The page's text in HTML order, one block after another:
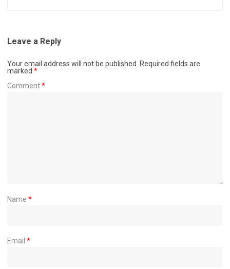
Leave a Reply
Your email address will not be published.
Required fields are
marked *
Comment*
Name *
Email *